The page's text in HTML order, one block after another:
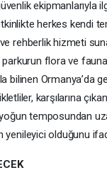
ekipmanlarıyla
herkes kendi
hizmeti
flora ve
Ormanya’da
karşılarına
temposundan
yenileyici olduğunu